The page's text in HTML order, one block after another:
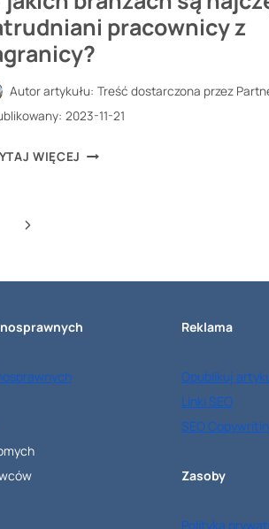
pracownicy z
Autor artykułu: Treść dostarczona przez
2023-11-21
WIĘCEJ W
ZATRUDNIANI
Z
Następna
Reklama
Opublikuj
Linki SEO
SEO
Zasoby
Polityka